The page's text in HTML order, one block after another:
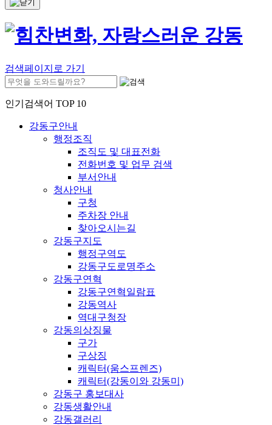
검색페이지로 가기
인기검색어 TOP 10
강동구안내
행정조직
조직도 및 대표전화
전화번호 및 업무 검색
부서안내
청사안내
구청
주차장 안내
찾아오시는길
강동구지도
행정구역도
강동구도로명주소
강동구연혁
강동구연혁일람표
강동역사
역대구청장
강동의상징물
구가
구상징
캐릭터(움스프렌즈)
캐릭터(강동이와 강동미)
강동구 홍보대사
강동생활안내
강동갤러리